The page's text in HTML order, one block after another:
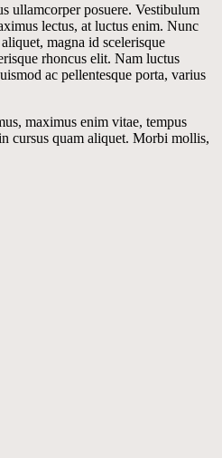
ullamcorper posuere. Vestibulum
lectus, at luctus enim. Nunc
magna id scelerisque
rhoncus elit. Nam luctus
ac pellentesque porta, varius
maximus enim vitae, tempus
cursus quam aliquet. Morbi mollis,